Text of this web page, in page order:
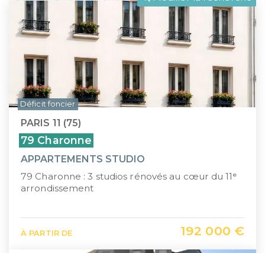
CIIC (Corse)
Maurice (non-résident)
TVA réduite
Pays de la Loire
Provence-Alpes-Côte d'Azur
Guadeloupe (971)
Guyane (973)
La Réunion (974)
Martinique (972)
Nouvelle-Calédonie (988)
Polynésie française (987)
Île Maurice
PARIS 11 (75)
79 Charonne
APPARTEMENTS STUDIO
79 Charonne : 3 studios rénovés au cœur du 11ᵉ
arrondissement
À PARTIR DE 192 000 €
Déficit foncier